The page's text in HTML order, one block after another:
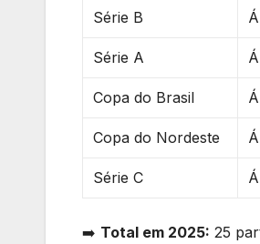
Série B
Série A
Copa do Brasil
Copa do Nordeste
Série C
➡️ Total em 2025: 25